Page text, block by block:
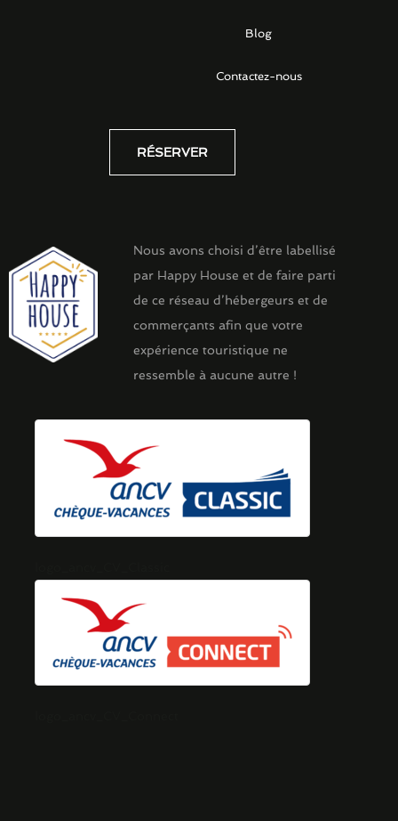
Blog
Contactez-nous
RÉSERVER
Nous avons choisi d’être labellisé
par Happy House et de faire parti
de ce réseau d’hébergeurs et de
commerçants afin que votre
expérience touristique ne
ressemble à aucune autre !